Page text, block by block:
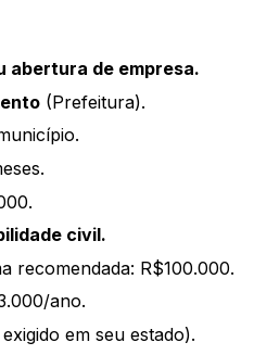
abertura de empresa.
(Prefeitura).
civil.
recomendada: R$100.000.
ano.
em seu estado).